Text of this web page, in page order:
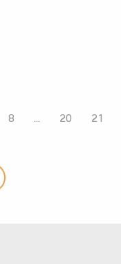
8 ... 20 21